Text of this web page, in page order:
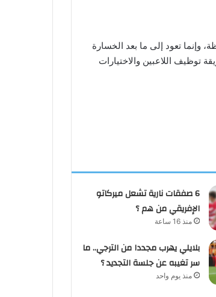
وإنما تعود إلى ما بعد الخسارة
الفترة الأخيرة، فإن طريقة توظيف اللاعبين والاختيارات
6 صفقات نارية تشعل ميركاتو
الإفريقي من هم ؟
منذ 16 ساعة
بلايلي يهرب مجددا من الترجي.. ما
سر تغيبه عن جلسة التجديد ؟
منذ يوم واحد